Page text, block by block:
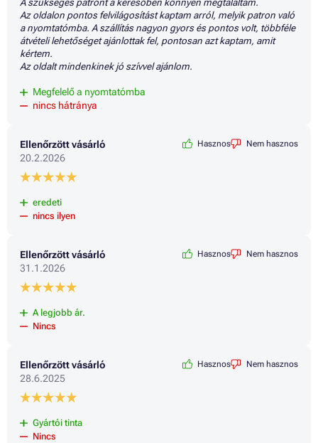
Az oldalon pontos felvilágosítást kaptam arról, melyik patron való
a nyomtatómba. A szállítás nagyon gyors és pontos volt, többféle
átvételi lehetőséget ajánlottak fel, pontosan azt kaptam, amit
kértem.
Az oldalt mindenkinek jó szívvel ajánlom.
Megfelelő a nyomtatómba
nincs hátránya
Ellenőrzött vásárló
20.2.2026
Hasznos Nem hasznos
eredeti
nincs ilyen
Ellenőrzött vásárló
31.1.2026
Hasznos Nem hasznos
A legjobb ár.
Nincs
Ellenőrzött vásárló
28.6.2025
Hasznos Nem hasznos
Gyártói tinta
Nincs